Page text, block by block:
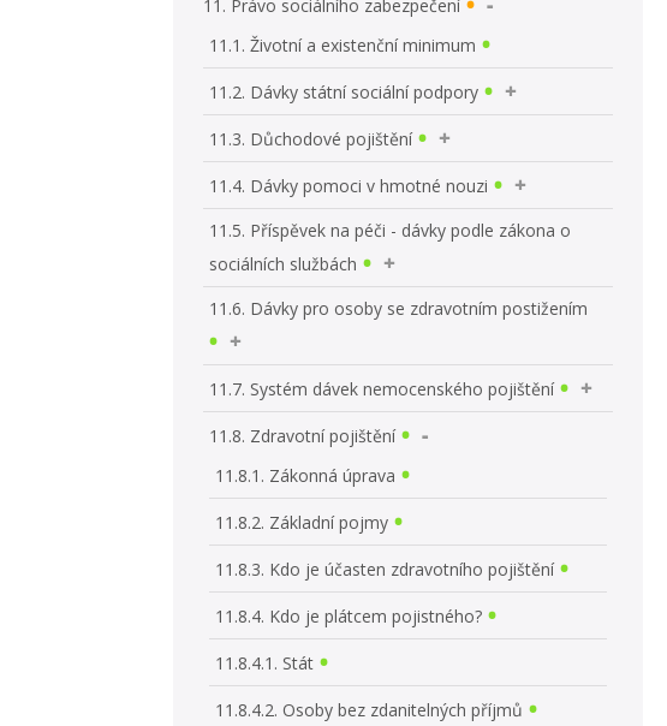
11. Právo sociálního zabezpečení
11.1. Životní a existenční minimum
11.2. Dávky státní sociální podpory
11.3. Důchodové pojištění
11.4. Dávky pomoci v hmotné nouzi
11.5. Příspěvek na péči - dávky podle zákona o
sociálních službách
11.6. Dávky pro osoby se zdravotním postižením
11.7. Systém dávek nemocenského pojištění
11.8. Zdravotní pojištění
11.8.1. Zákonná úprava
11.8.2. Základní pojmy
11.8.3. Kdo je účasten zdravotního pojištění
11.8.4. Kdo je plátcem pojistného?
11.8.4.1. Stát
11.8.4.2. Osoby bez zdanitelných příjmů